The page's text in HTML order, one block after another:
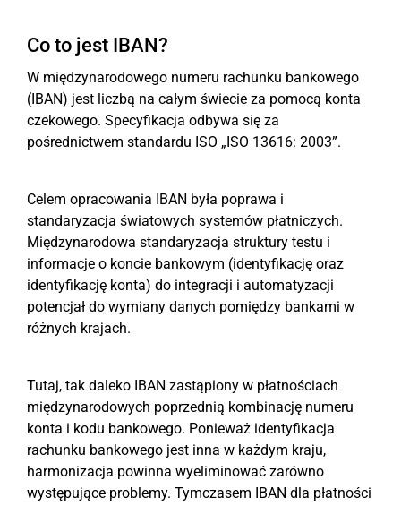
Co to jest IBAN?
W międzynarodowego numeru rachunku bankowego
(IBAN) jest liczbą na całym świecie za pomocą konta
czekowego. Specyfikacja odbywa się za
pośrednictwem standardu ISO „ISO 13616: 2003”.
Celem opracowania IBAN była poprawa i
standaryzacja światowych systemów płatniczych.
Międzynarodowa standaryzacja struktury testu i
informacje o koncie bankowym (identyfikację oraz
identyfikację konta) do integracji i automatyzacji
potencjał do wymiany danych pomiędzy bankami w
różnych krajach.
Tutaj, tak daleko IBAN zastąpiony w płatnościach
międzynarodowych poprzednią kombinację numeru
konta i kodu bankowego. Ponieważ identyfikacja
rachunku bankowego jest inna w każdym kraju,
harmonizacja powinna wyeliminować zarówno
występujące problemy. Tymczasem IBAN dla płatności